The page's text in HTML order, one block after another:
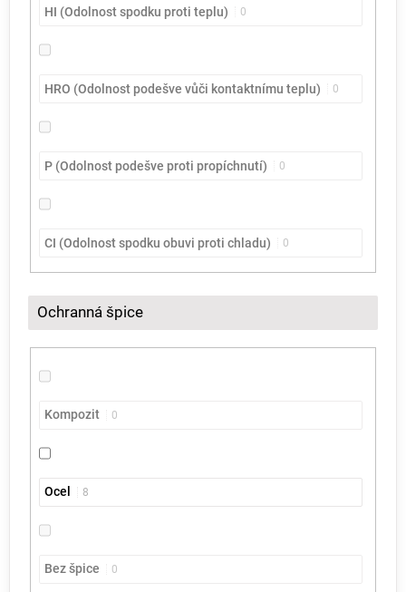
HI (Odolnost spodku proti teplu) 0
HRO (Odolnost podešve vůči kontaktnímu teplu) 0
P (Odolnost podešve proti propíchnutí) 0
CI (Odolnost spodku obuvi proti chladu) 0
Ochranná špice
Kompozit 0
Ocel 8
Bez špice 0